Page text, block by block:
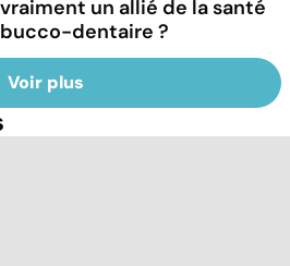
vraiment un allié de la santé
bucco-dentaire ?
Voir plus